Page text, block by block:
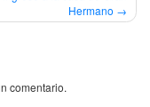
Hermano
comentario.